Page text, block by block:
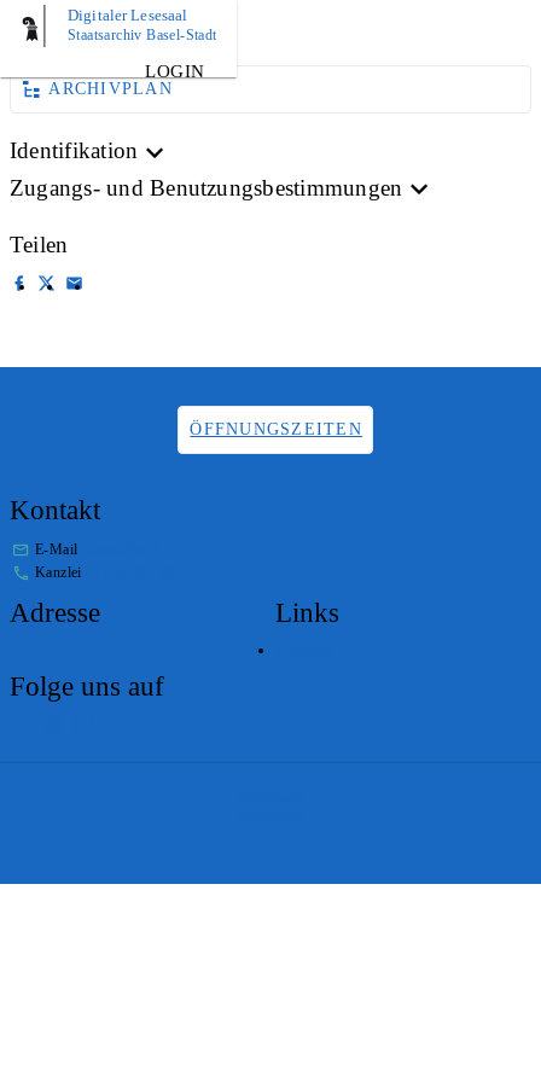
Digitaler Lesesaal
Staatsarchiv Basel-Stadt
LOGIN
AKTE
ARCHIVPLAN
Identifikation
Zugangs- und Benutzungsbestimmungen
Teilen
ÖFFNUNGSZEITEN
Kontakt
E-Mail
Kanzlei
Adresse Links
Folge uns auf